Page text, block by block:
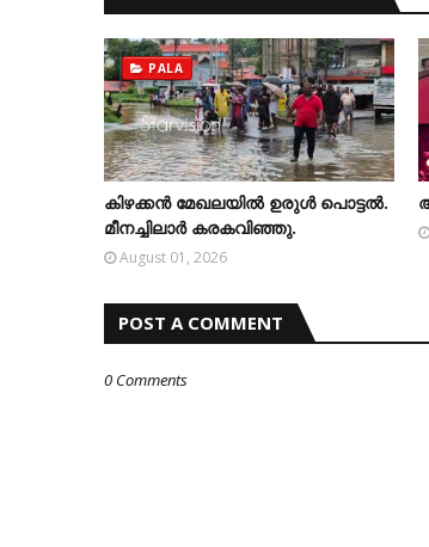
PALA
കിഴക്കന്‍ മേഖലയില്‍ ഉരുള്‍ പൊട്ടല്‍.
മീനച്ചിലാര്‍ കരകവിഞ്ഞു.
August 01, 2026
POST A COMMENT
0 Comments